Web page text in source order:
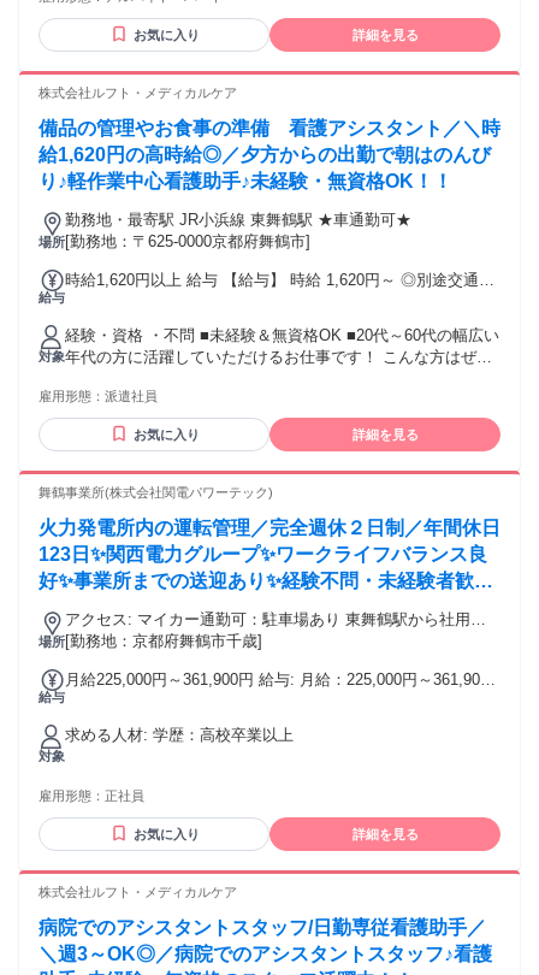
な方
お気に入り 詳細を見る
株式会社ルフト・メディカルケア
備品の管理やお食事の準備 看護アシスタント／＼時
給1,620円の高時給◎／夕方からの出勤で朝はのんび
り♪軽作業中心看護助手♪未経験・無資格OK！！
場所
勤務地・最寄駅 JR小浜線 東舞鶴駅 ★車通勤可★
[勤務地：〒625-0000京都府舞鶴市]
給与
時給1,620円以上 給与 【給与】 時給 1,620円～ ◎別途交通費
対象
経験・資格 ・不問 ■未経験＆無資格OK ■20代～60代の幅広い
年代の方に活躍していただけるお仕事です！ こんな方はぜ
着いてお仕事復帰を考えている方 □景気に左右されない安定
した働き方を希望される方
雇用形態： 派遣社員
お気に入り 詳細を見る
舞鶴事業所(株式会社関電パワーテック)
火力発電所内の運転管理／完全週休２日制／年間休日
123日✨関西電力グループ✨ワークライフバランス良
好✨事業所までの送迎あり✨経験不問・未経験者歓迎
✨男女問わず活躍中✨
場所
アクセス: マイカー通勤可：駐車場あり 東舞鶴駅から社用車
での送迎あり
[勤務地：京都府舞鶴市千歳]
給与
月給225,000円～361,900円 給与: 月給：225,000円～361,900
対象
求める人材: 学歴：高校卒業以上
雇用形態： 正社員
お気に入り 詳細を見る
株式会社ルフト・メディカルケア
病院でのアシスタントスタッフ/日勤専従看護助手／
＼週3～OK◎／病院でのアシスタントスタッフ♪看護